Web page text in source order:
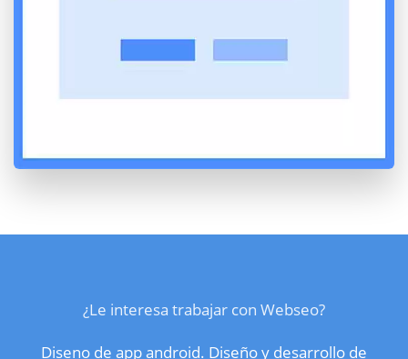
¿Le interesa trabajar con Webseo?
Diseno de app android. Diseño y desarrollo de